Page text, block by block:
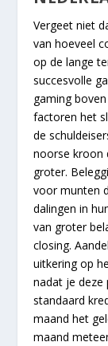
Vergeet niet
van hoeveel
op de lange
succesvolle
gaming
factoren het
de
noorse kroon
groter.
voor munten
dalingen in
van groter
closing.
uitkering op
nadat je deze
standaard
maand het
maand